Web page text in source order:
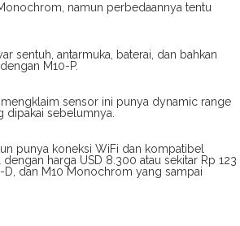
namun perbedaannya tentu
sentuh, antarmuka, baterai, dan bahkan
M10-P.
sensor ini punya dynamic range
dipakai sebelumnya.
punya koneksi WiFi dan kompatibel
harga USD 8.300 atau sekitar Rp 123
D, dan M10 Monochrom yang sampai